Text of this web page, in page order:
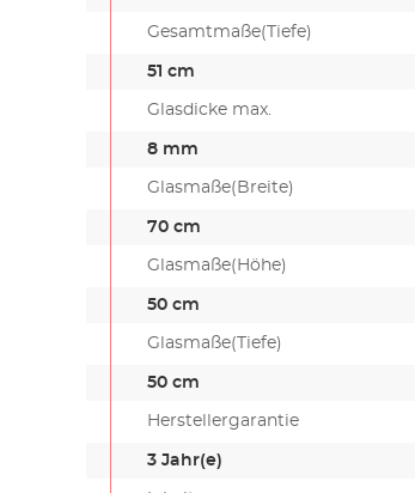
Gesamtmaße(Tiefe)
51 cm
Glasdicke max.
8 mm
Glasmaße(Breite)
70 cm
Glasmaße(Höhe)
50 cm
Glasmaße(Tiefe)
50 cm
Herstellergarantie
3 Jahr(e)